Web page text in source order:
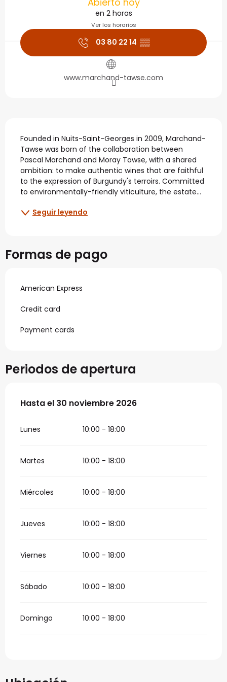
en 2 horas
Ver los horarios
03 80 22 14 ▒▒
www.marchand-tawse.com
Descripción
Founded in Nuits-Saint-Georges in 2009, Marchand-
Tawse was born of the collaboration between
Pascal Marchand and Moray Tawse, with a shared
ambition: to make authentic wines that are faithful
to the expression of Burgundy's terroirs. Committed
to environmentally-friendly viticulture, the estate...
Seguir leyendo
Formas de pago
American Express
Credit card
Payment cards
Periodos de apertura
Del1 abril 2026al30 noviembre 2026
Hasta el 30 noviembre 2026
Lunes 10:00 - 18:00
Martes 10:00 - 18:00
Miércoles 10:00 - 18:00
Jueves 10:00 - 18:00
Viernes 10:00 - 18:00
Sábado 10:00 - 18:00
Domingo 10:00 - 18:00